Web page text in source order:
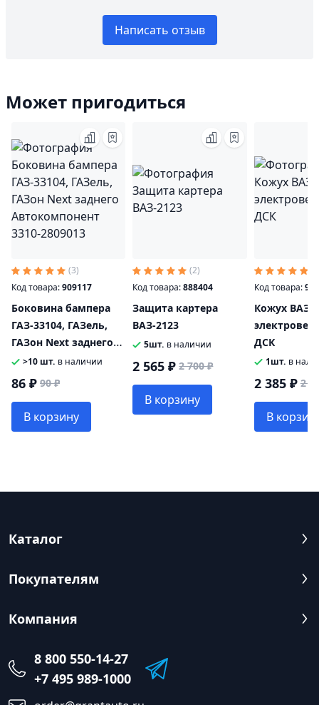
Написать отзыв
Может пригодиться
(3)
Код товара:909117
Боковина бампера
ГАЗ-33104, ГАЗель,
ГАЗон Next заднего
Автокомпонент 3310-
2809013
>10 шт. в наличии
86 ₽ 90 ₽
В корзину
(2)
Код товара:888404
Защита картера
ВАЗ-2123
5шт. в наличии
2 565 ₽ 2 700 ₽
В корзину
Код товара:
Кожух ВАЗ-
ДСК
1шт. в
2 385 ₽ 2
В
Каталог
Покупателям
Компания
8 800 550-14-27
+7 495 989-1000